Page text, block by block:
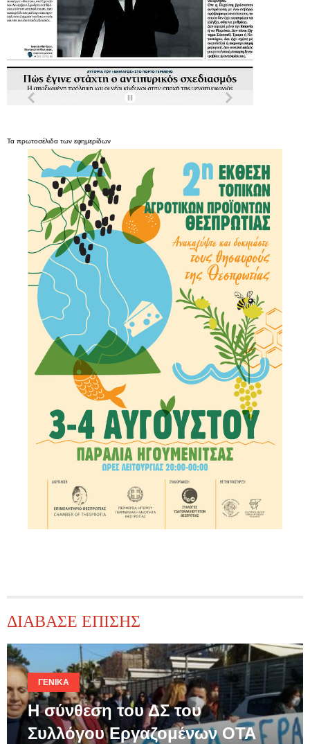
Τα πρωτοσέλιδα των εφημερίδων
ΔΙΑΒΑΣΕ ΕΠΙΣΗΣ
ΓΕΝΙΚΆ
Η σύνθεση του ΔΣ του
Συλλόγου Εργαζομένων ΟΤΑ